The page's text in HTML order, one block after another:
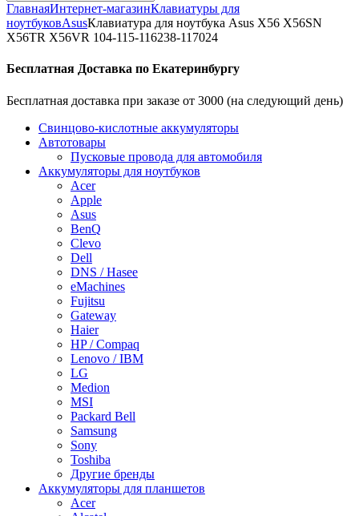
ГлавнаяИнтернет-магазинКлавиатуры для
ноутбуковAsusКлавиатура для ноутбука Asus X56 X56SN
X56TR X56VR 104-115-116238-117024
Бесплатная Доставка по Екатеринбургу
Бесплатная доставка при заказе от 3000 (на следующий день)
Cвинцово-кислотные аккумуляторы
Автотовары
Пусковые провода для автомобиля
Аккумуляторы для ноутбуков
Acer
Apple
Asus
BenQ
Clevo
Dell
DNS / Hasee
eMachines
Fujitsu
Gateway
Haier
HP / Compaq
Lenovo / IBM
LG
Medion
MSI
Packard Bell
Samsung
Sony
Toshiba
Другие бренды
Аккумуляторы для планшетов
Acer